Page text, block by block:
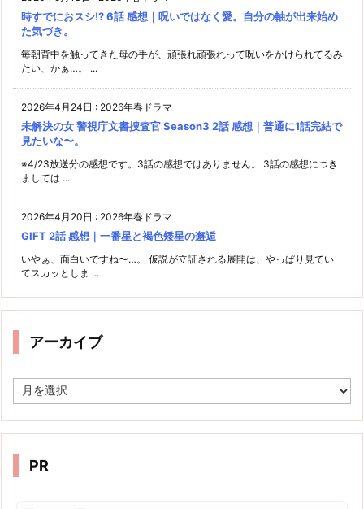
時すでにおスシ!? 6話 感想｜呪いではなく愛。自分の軸が出来始め
た気づき。
毎朝背中を触ってきた母の手が、頑張れ頑張れって呪いをかけられてるみ
たい、かぁ…。 ...
2026年4月24日 : 2026年春ドラマ
未解決の女 警視庁文書捜査官 Season3 2話 感想｜普通に1話完結で
見たいな〜。
※4/23放送分の感想です。3話の感想ではありません。 3話の感想につき
ましては ...
2026年4月20日 : 2026年春ドラマ
GIFT 2話 感想｜一番星と褐色矮星の邂逅
いやぁ、面白いですね〜…。 仮説が立証される展開は、やっぱり見てい
てスカッとしま ...
アーカイブ
ー
イ
PR